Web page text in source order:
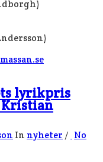
lyrikpris
Kristian
In nyheter / No